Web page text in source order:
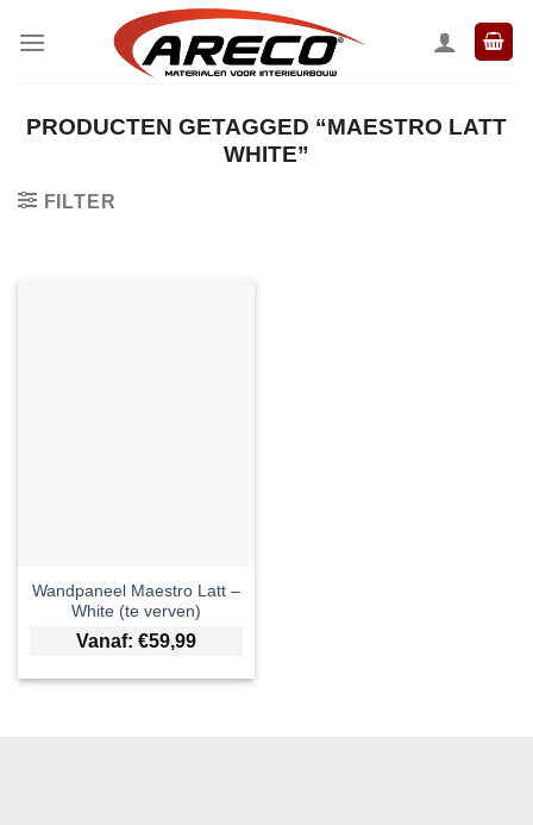
naar
PRODUCTEN GETAGGED “MAESTRO LATT
WHITE”
FILTER
Wandpaneel Maestro Latt –
White (te verven)
Vanaf: €59,99